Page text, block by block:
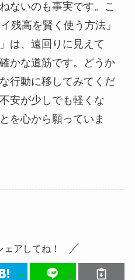
ないのも事実です。こ
残高を賢く使う方法」
は、遠回りに見えて
かな道筋です。どうか
行動に移してみてくだ
安が少しでも軽くな
を心から願っていま
アしてね！